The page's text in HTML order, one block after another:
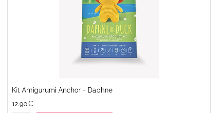
Kit Amigurumi Anchor - Daphne
12.90€